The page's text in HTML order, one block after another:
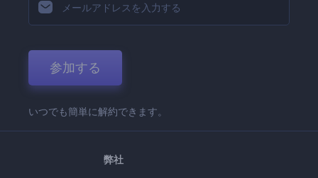
参加する
いつでも簡単に解約できます。
弊社